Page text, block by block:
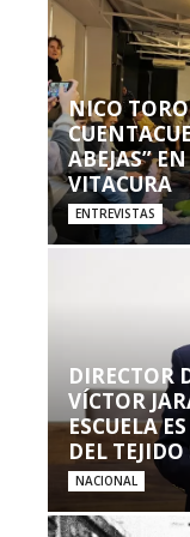
NICO
ABEJAS”
VITACURA
ENTREVISTAS
DIRECTOR
VÍCTOR
ESCUELA
DEL
NACIONAL